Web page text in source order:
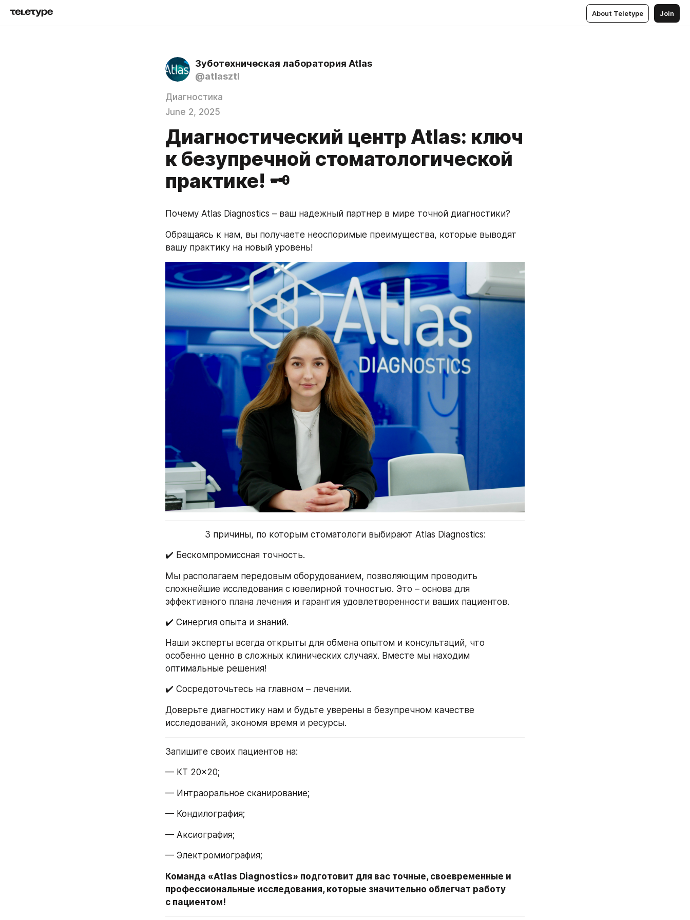
About Teletype Join
Зуботехническая лаборатория Atlas
@atlasztl
Диагностика
June 2, 2025
Диагностический центр Atlas: ключ
к безупречной стоматологической
практике! 🗝️
Почему Atlas Diagnostics – ваш надежный партнер в мире точной диагностики?
Обращаясь к нам, вы получаете неоспоримые преимущества, которые выводят
вашу практику на новый уровень!
3 причины, по которым стоматологи выбирают Atlas Diagnostics:
✔️ Бескомпромиссная точность.
Мы располагаем передовым оборудованием, позволяющим проводить
сложнейшие исследования с ювелирной точностью. Это – основа для
эффективного плана лечения и гарантия удовлетворенности ваших пациентов.
✔️ Синергия опыта и знаний.
Наши эксперты всегда открыты для обмена опытом и консультаций, что
особенно ценно в сложных клинических случаях. Вместе мы находим
оптимальные решения!
✔️ Сосредоточьтесь на главном – лечении.
Доверьте диагностику нам и будьте уверены в безупречном качестве
исследований, экономя время и ресурсы.
Запишите своих пациентов на:
— КТ 20×20;
— Интраоральное сканирование;
— Кондилография;
— Аксиография;
— Электромиография;
Команда «Atlas Diagnostics» подготовит для вас точные, своевременные и
профессиональные исследования, которые значительно облегчат работу
с пациентом!